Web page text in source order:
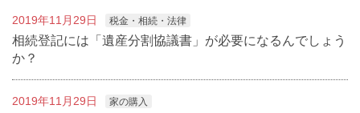
2019年11月29日 税金・相続・法律
相続登記には「遺産分割協議書」が必要になるんでしょう
か？
2019年11月29日 家の購入